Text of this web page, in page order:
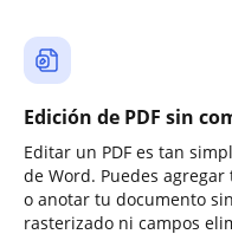
Edición de PDF sin
Editar un PDF es tan
de Word. Puedes
o anotar tu documento
rasterizado ni campos